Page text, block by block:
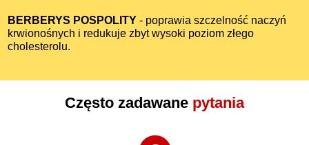
BERBERYS POSPOLITY - poprawia szczelność naczyń
krwionośnych i redukuje zbyt wysoki poziom złego
cholesterolu.
Często zadawane pytania